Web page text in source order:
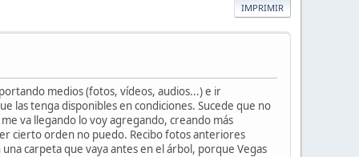
IMPRIMIR
medios (fotos, vídeos, audios...) e ir
las tenga disponibles en condiciones. Sucede que no
va llegando lo voy agregando, creando más
cierto orden no puedo. Recibo fotos anteriores
carpeta que vaya antes en el árbol, porque Vegas